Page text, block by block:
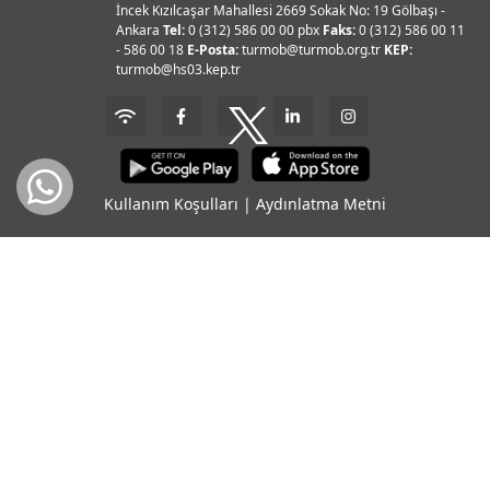
İncek Kızılcaşar Mahallesi 2669 Sokak No: 19 Gölbaşı -
AnkaraTel:0 (312) 586 00 00 pbx Faks:0 (312) 586 00 11
- 586 00 18 E-Posta:turmob@turmob.org.tr KEP:
turmob@hs03.kep.tr
Kullanım Koşulları | Aydınlatma Metni